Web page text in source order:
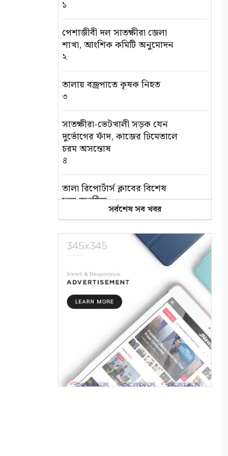
১
পেশাজীবী দল সাতক্ষীরা জেলা
শাখা, আংশিক কমিটি অনুমোদন
২
তালায় বজ্রপাতে কৃষক নিহত
৩
সাতক্ষীরা-ভেটখালী সড়ক যেন
দুর্ভোগের ফাঁদ, কাজের ঢিমেতালে
চরম অসন্তোষ
৪
‎তালা রিপোর্টার্স ক্লাবের বিশেষ
সভা অনুষ্ঠিত
বন্ধন টেলিমিডিয়া ও শিল্পী সংসদের
বর্ষসেরা সম্মাননা প্রদান
খোলপেটুয়া নদীর বেড়িবাঁধে ধস,
সংস্কারকাজ শুরু
কয়রায় ফ্রি চক্ষু ক্যাম্প উপলক্ষে
লিফলেট বিতরণ
সর্বশেষ সব খবর